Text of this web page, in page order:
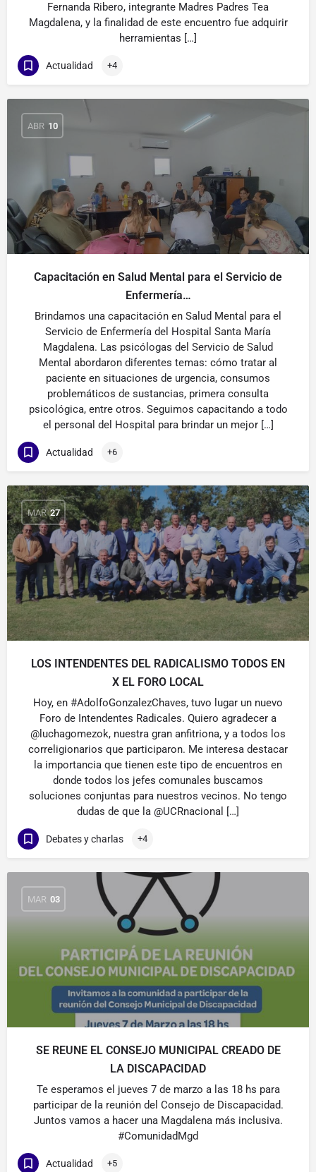
Fernanda Ribero, integrante Madres Padres Tea
Magdalena, y la finalidad de este encuentro fue adquirir
herramientas […]
Actualidad +4
ABR 10
Capacitación en Salud Mental para el Servicio de
Enfermería…
Brindamos una capacitación en Salud Mental para el
Servicio de Enfermería del Hospital Santa María
Magdalena. Las psicólogas del Servicio de Salud
Mental abordaron diferentes temas: cómo tratar al
paciente en situaciones de urgencia, consumos
problemáticos de sustancias, primera consulta
psicológica, entre otros. Seguimos capacitando a todo
el personal del Hospital para brindar un mejor […]
Actualidad +6
MAR 27
LOS INTENDENTES DEL RADICALISMO TODOS EN
X EL FORO LOCAL
Hoy, en #AdolfoGonzalezChaves, tuvo lugar un nuevo
Foro de Intendentes Radicales. Quiero agradecer a
@luchagomezok, nuestra gran anfitriona, y a todos los
correligionarios que participaron. Me interesa destacar
la importancia que tienen este tipo de encuentros en
donde todos los jefes comunales buscamos
soluciones conjuntas para nuestros vecinos. No tengo
dudas de que la @UCRnacional […]
Debates y charlas +4
MAR 03
SE REUNE EL CONSEJO MUNICIPAL CREADO DE
LA DISCAPACIDAD
Te esperamos el jueves 7 de marzo a las 18 hs para
participar de la reunión del Consejo de Discapacidad.
Juntos vamos a hacer una Magdalena más inclusiva.
#ComunidadMgd
Actualidad +5